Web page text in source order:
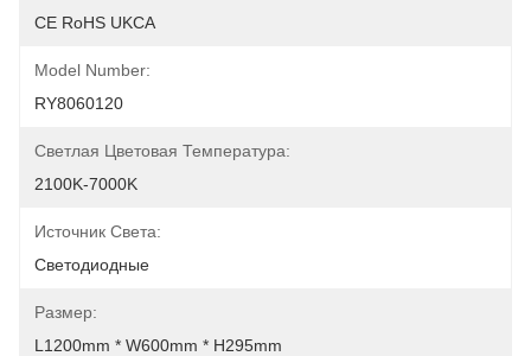
CE RoHS UKCA
Model Number:
RY8060120
Светлая Цветовая Температура:
2100K-7000K
Источник Света:
Светодиодные
Размер:
L1200mm * W600mm * H295mm